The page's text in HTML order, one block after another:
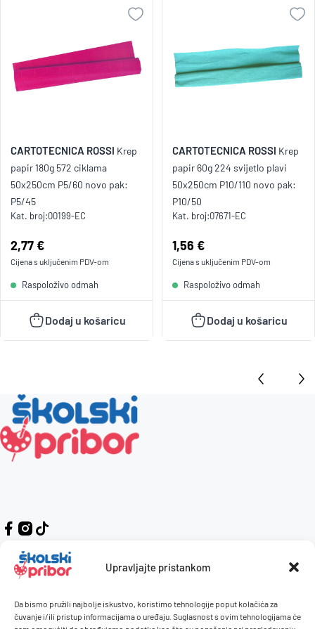
Upravljajte pristankom
Da bismo pružili najbolje iskustvo, koristimo tehnologije poput kolačića za
čuvanje i/ili pristup informacijama o uređaju. Suglasnost s ovim tehnologijama će
CARTOTECNICA ROSSI Krep
papir 180g 572 ciklama
50x250cm P5/60 novo pak:
P5/45
Kat. broj:00199-EC
Cijena:
2,77 €
Cijena s uključenim PDV-om
Raspoloživo odmah
Dodaj u košaricu
CARTOTECNICA ROSSI Krep
papir 60g 224 svijetlo plavi
50x250cm P10/110 novo pak:
P10/50
Kat. broj:07671-EC
Cijena:
1,56 €
Cijena s uključenim PDV-om
Raspoloživo odmah
Dodaj u košaricu
Kontakt
Naručivanje i plaćanje